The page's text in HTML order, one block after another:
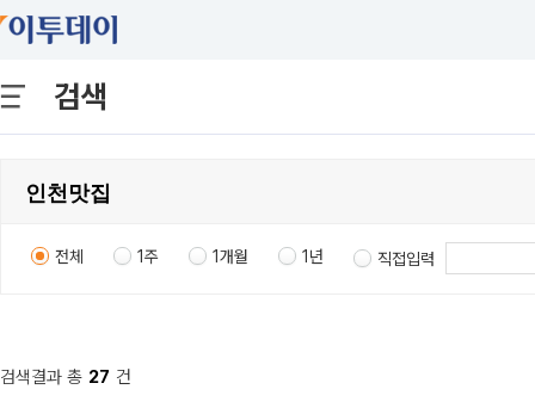
검색
전체 1주 1개월 1년 직접입력
검색결과 총 27 건